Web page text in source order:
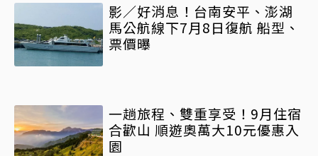
影／好消息！台南安平、澎湖
馬公航線下7月8日復航 船型、
票價曝
一趟旅程、雙重享受！9月住宿
合歡山 順遊奧萬大10元優惠入
園